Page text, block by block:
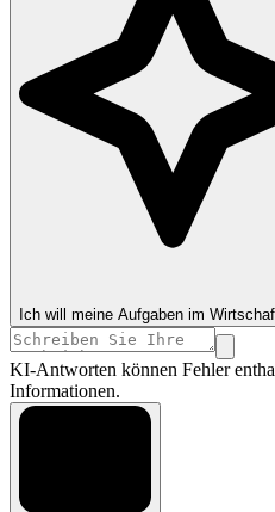
Ich will meine Aufgaben im
KI-Antworten können Fehler
Informationen.